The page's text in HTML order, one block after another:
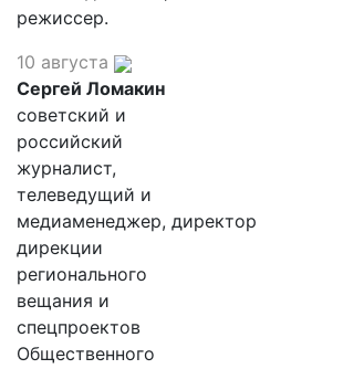
режиссер.
10 августа
Сергей Ломакин
советский и
российский
журналист,
телеведущий и
медиаменеджер, директор
дирекции
регионального
вещания и
спецпроектов
Общественного